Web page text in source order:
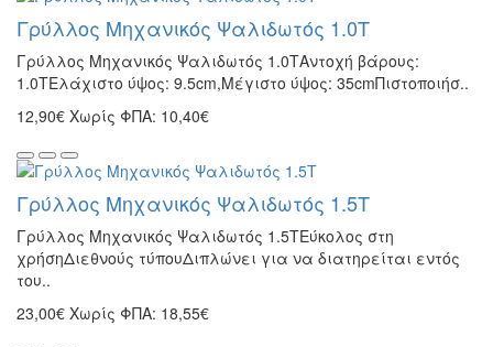
Γρύλλος Μηχανικός Ψαλιδωτός 1.0T
Γρύλλος Μηχανικός Ψαλιδωτός 1.0TΑντοχή βάρους:
1.0TΕλάχιστο ύψος: 9.5cm,Μέγιστο ύψος: 35cmΠιστοποιήσ..
12,90€ Χωρίς ΦΠΑ: 10,40€
Γρύλλος Μηχανικός Ψαλιδωτός 1.5T
Γρύλλος Μηχανικός Ψαλιδωτός 1.5TΕύκολος στη
χρήσηΔιεθνούς τύπουΔιπλώνει για να διατηρείται εντός
του..
23,00€ Χωρίς ΦΠΑ: 18,55€